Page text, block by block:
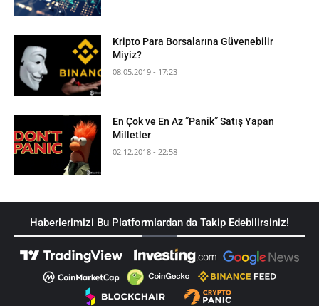
Kripto Para Borsalarına Güvenebilir
Miyiz?
08.05.2019 - 17:23
En Çok ve En Az ”Panik” Satış Yapan
Milletler
02.12.2018 - 22:58
Haberlerimizi Bu Platformlardan da Takip Edebilirsiniz!